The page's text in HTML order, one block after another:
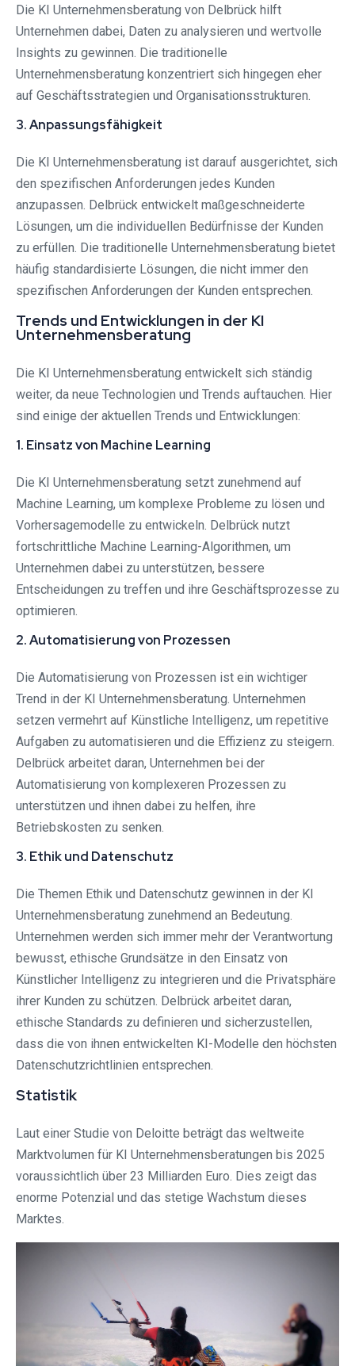
Die KI Unternehmensberatung von Delbrück hilft
Unternehmen dabei, Daten zu analysieren und wertvolle
Insights zu gewinnen. Die traditionelle
Unternehmensberatung konzentriert sich hingegen eher
auf Geschäftsstrategien und Organisationsstrukturen.
3. Anpassungsfähigkeit
Die KI Unternehmensberatung ist darauf ausgerichtet, sich
den spezifischen Anforderungen jedes Kunden
anzupassen. Delbrück entwickelt maßgeschneiderte
Lösungen, um die individuellen Bedürfnisse der Kunden
zu erfüllen. Die traditionelle Unternehmensberatung bietet
häufig standardisierte Lösungen, die nicht immer den
spezifischen Anforderungen der Kunden entsprechen.
Trends und Entwicklungen in der KI
Unternehmensberatung
Die KI Unternehmensberatung entwickelt sich ständig
weiter, da neue Technologien und Trends auftauchen. Hier
sind einige der aktuellen Trends und Entwicklungen:
1. Einsatz von Machine Learning
Die KI Unternehmensberatung setzt zunehmend auf
Machine Learning, um komplexe Probleme zu lösen und
Vorhersagemodelle zu entwickeln. Delbrück nutzt
fortschrittliche Machine Learning-Algorithmen, um
Unternehmen dabei zu unterstützen, bessere
Entscheidungen zu treffen und ihre Geschäftsprozesse zu
optimieren.
2. Automatisierung von Prozessen
Die Automatisierung von Prozessen ist ein wichtiger
Trend in der KI Unternehmensberatung. Unternehmen
setzen vermehrt auf Künstliche Intelligenz, um repetitive
Aufgaben zu automatisieren und die Effizienz zu steigern.
Delbrück arbeitet daran, Unternehmen bei der
Automatisierung von komplexeren Prozessen zu
unterstützen und ihnen dabei zu helfen, ihre
Betriebskosten zu senken.
3. Ethik und Datenschutz
Die Themen Ethik und Datenschutz gewinnen in der KI
Unternehmensberatung zunehmend an Bedeutung.
Unternehmen werden sich immer mehr der Verantwortung
bewusst, ethische Grundsätze in den Einsatz von
Künstlicher Intelligenz zu integrieren und die Privatsphäre
ihrer Kunden zu schützen. Delbrück arbeitet daran,
ethische Standards zu definieren und sicherzustellen,
dass die von ihnen entwickelten KI-Modelle den höchsten
Datenschutzrichtlinien entsprechen.
Statistik
Laut einer Studie von Deloitte beträgt das weltweite
Marktvolumen für KI Unternehmensberatungen bis 2025
voraussichtlich über 23 Milliarden Euro. Dies zeigt das
enorme Potenzial und das stetige Wachstum dieses
Marktes.